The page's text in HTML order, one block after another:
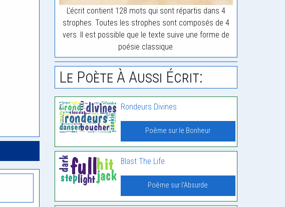
L'écrit contient 128 mots qui sont répartis dans 4
strophes. Toutes les strophes sont composés de 4
vers. Il est possible que le texte suive une forme de
poésie classique.
Le Poète À Aussi Écrit:
Rondeurs Divines
Poème sur le Bonheur
Blast The Life
Poème sur l'Absurde